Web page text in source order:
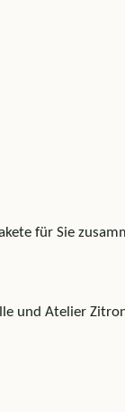
für Sie
und Atelier